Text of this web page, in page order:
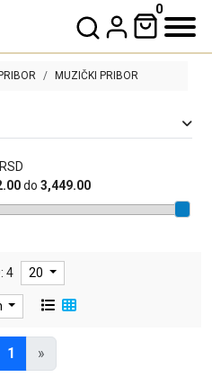
0
MUZIČKI PRIBOR
RSD
do 3,449.00
4 20
1 »